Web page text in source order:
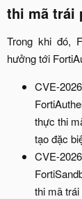
thi mã trái
Trong khi đó,
hưởng tới
CVE-
thực thi
tạo đặc
CVE-
thi mã